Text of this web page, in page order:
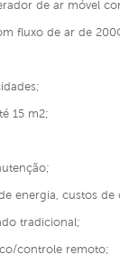
de ar móvel
fluxo de ar de
15 m2;
energia, custos de
tradicional;
controle remoto;